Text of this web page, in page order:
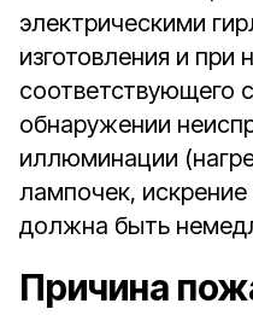
электрическими
изготовления и при
соответствующего
обнаружении
иллюминации
лампочек,
должна быть
Причина